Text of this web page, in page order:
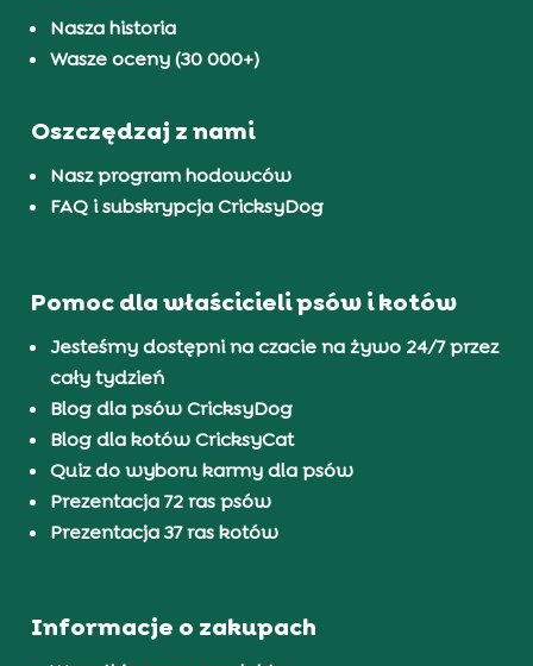
Nasza historia
Wasze oceny (30 000+)
Oszczędzaj z nami
Nasz program hodowców
FAQ i subskrypcja CricksyDog
Pomoc dla właścicieli psów i kotów
Jesteśmy dostępni na czacie na żywo 24/7 przez
cały tydzień
Blog dla psów CricksyDog
Blog dla kotów CricksyCat
Quiz do wyboru karmy dla psów
Prezentacja 72 ras psów
Prezentacja 37 ras kotów
Informacje o zakupach